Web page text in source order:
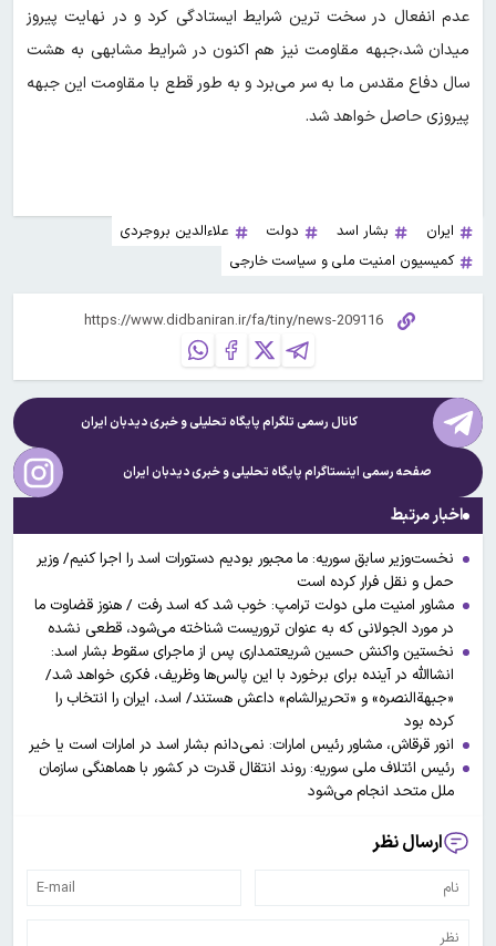
عدم انفعال در سخت ترین شرایط ایستادگی کرد و در نهایت پیروز
میدان شد،جبهه مقاومت نیز هم اکنون در شرایط مشابهی به هشت
سال دفاع مقدس ما به سر می‌برد و به طور قطع با مقاومت این جبهه
پیروزی حاصل خواهد شد.
ایران بشار اسد دولت
علاءالدین بروجردی
کمیسیون امنیت ملی و سیاست خارجی
کانال رسمی تلگرام پایگاه تحلیلی و خبریدیدبان ایران
صفحه رسمی اینستاگرام پایگاه تحلیلی و خبریدیدبان ایران
اخبار مرتبط
نخست‌وزیر سابق سوریه: ما مجبور بودیم دستورات اسد را اجرا کنیم/ وزیر
حمل و نقل فرار کرده است
مشاور امنیت ملی دولت ترامپ: خوب شد که اسد رفت / هنوز قضاوت ما
در مورد الجولانی که به عنوان تروریست شناخته می‌شود، قطعی نشده
نخستین واکنش حسین شریعتمداری پس از ماجرای سقوط بشار اسد:
انشاالله در آینده برای برخورد با این پالس‌ها وظریف، فکری خواهد شد/
«جبهةالنصره» و «تحریرالشام» داعش هستند/ اسد، ایران را انتخاب را
کرده بود
انور قرقاش، مشاور رئیس امارات: نمی‌دانم بشار اسد در امارات است یا خیر
رئیس ائتلاف ملی سوریه: روند انتقال قدرت در کشور با هماهنگی سازمان
ملل متحد انجام می‌شود
ارسال نظر